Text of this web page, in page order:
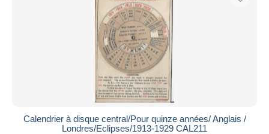
Calendrier à disque central/Pour quinze années/ Anglais /
Londres/Eclipses/1913-1929 CAL211